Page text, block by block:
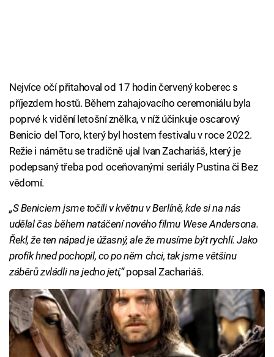
Nejvíce očí přitahoval od 17 hodin červený koberec s
příjezdem hostů. Během zahajovacího ceremoniálu byla
poprvé k vidění letošní znělka, v níž účinkuje oscarový
Benicio del Toro, který byl hostem festivalu v roce 2022.
Režie i námětu se tradičně ujal Ivan Zachariáš, který je
podepsaný třeba pod oceňovanými seriály Pustina či Bez
vědomí.
„S Beniciem jsme točili v květnu v Berlíně, kde si na nás
udělal čas během natáčení nového filmu Wese Andersona.
Řekl, že ten nápad je úžasný, ale že musíme být rychlí. Jako
profík hned pochopil, co po něm chci, tak jsme většinu
záběrů zvládli na jedno jetí,“popsal Zachariáš.